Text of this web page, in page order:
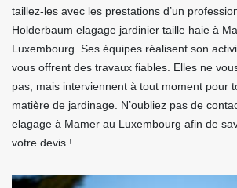
taillez-les avec les prestations d’un
Holderbaum elagage jardinier taille haie à
Luxembourg. Ses équipes réalisent son
vous offrent des travaux fiables. Elles ne
pas, mais interviennent à tout moment pour
matière de jardinage. N’oubliez pas de
elagage à Mamer au Luxembourg afin de
votre devis !